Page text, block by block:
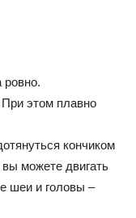
ровно.
этом плавно
кончиком
вы можете двигать
шеи и головы –